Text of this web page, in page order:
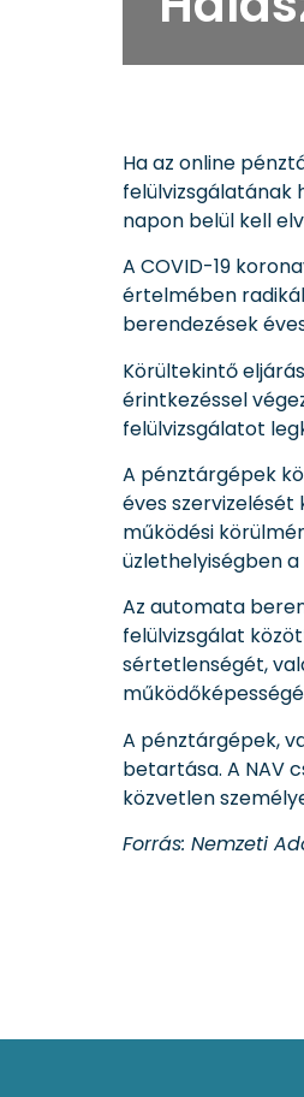
Ha az online
felülvizsgálatának
napon belül kell
A COVID-19
értelmében
berendezések
Körültekintő
érintkezéssel
felülvizsgálatot
A pénztárgépek
éves
működési
üzlethelyiségben
Az automata
felülvizsgálat
sértetlenségét,
A pénztárgépek,
betartása. A NAV
közvetlen
Forrás: Nemzeti